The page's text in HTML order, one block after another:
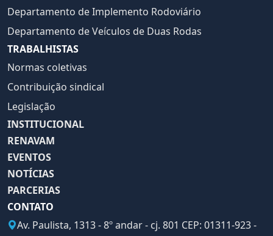
Departamento de Implemento Rodoviário
Departamento de Veículos de Duas Rodas
TRABALHISTAS
Normas coletivas
Contribuição sindical
Legislação
INSTITUCIONAL
RENAVAM
EVENTOS
NOTÍCIAS
PARCERIAS
CONTATO
Av. Paulista, 1313 - 8º andar - cj. 801 CEP: 01311-923 -